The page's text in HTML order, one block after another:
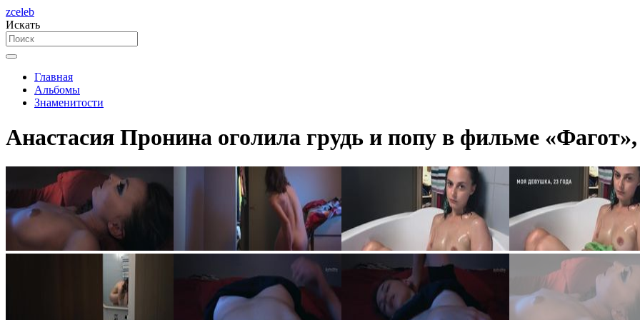
zceleb
Искать
Главная
Альбомы
Знаменитости
Анастасия Пронина оголила грудь и попу в фильме «Фагот»,